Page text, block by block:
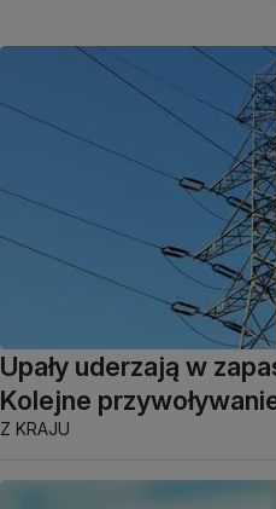
Upały uderzają w
Kolejne
Z KRAJU